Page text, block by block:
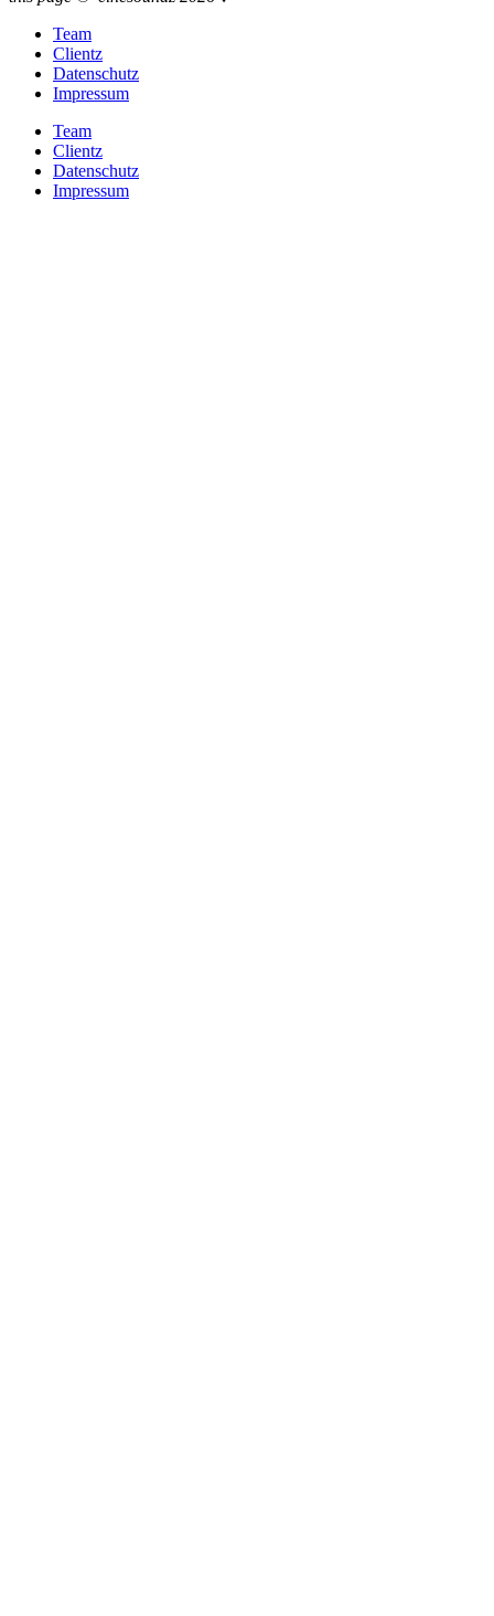
Team
Clientz
Datenschutz
Impressum
Team
Clientz
Datenschutz
Impressum